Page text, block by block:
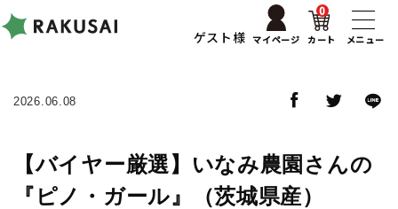
ゲスト様 マイページ カート
0
メニュー
2026.06.08
【バイヤー厳選】いなみ農園さんの
『ピノ・ガール』（茨城県産）